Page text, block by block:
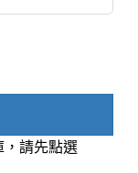
請先點選